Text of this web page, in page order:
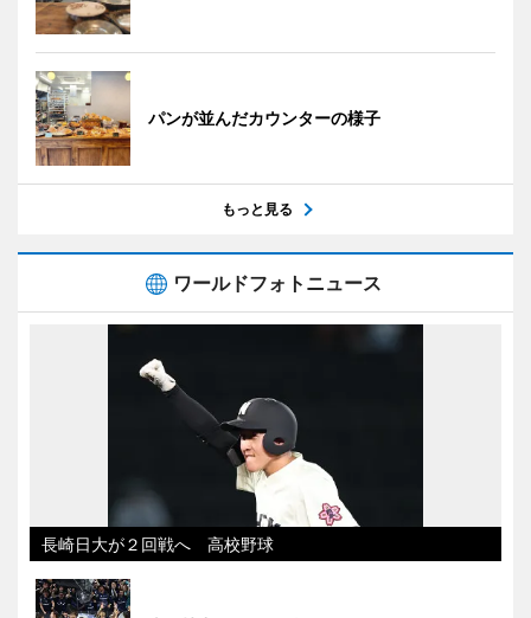
パンが並んだカウンターの様子
もっと見る
ワールドフォトニュース
長崎日大が２回戦へ 高校野球